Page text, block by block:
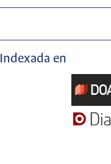
Indexada en